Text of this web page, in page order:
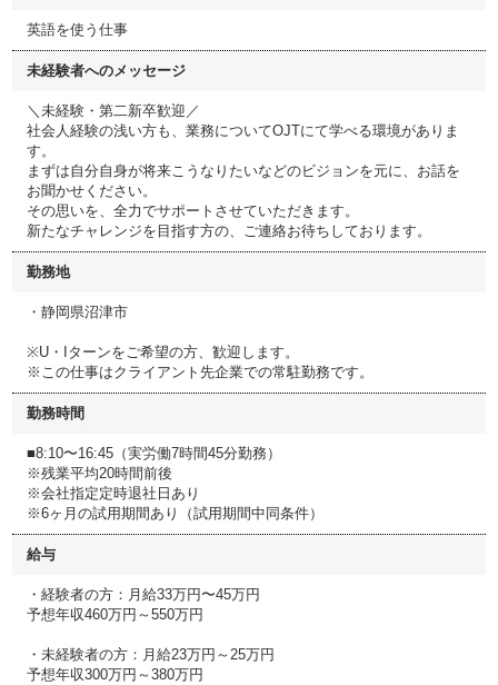
英語を使う仕事
未経験者へのメッセージ
＼未経験・第二新卒歓迎／
社会人経験の浅い方も、業務についてOJTにて学べる環境がありま
す。
まずは自分自身が将来こうなりたいなどのビジョンを元に、お話を
お聞かせください。
その思いを、全力でサポートさせていただきます。
新たなチャレンジを目指す方の、ご連絡お待ちしております。
勤務地
・静岡県沼津市
※U・Iターンをご希望の方、歓迎します。
※この仕事はクライアント先企業での常駐勤務です。
勤務時間
■8:10〜16:45（実労働7時間45分勤務）
※残業平均20時間前後
※会社指定定時退社日あり
※6ヶ月の試用期間あり（試用期間中同条件）
給与
・経験者の方：月給33万円〜45万円
予想年収460万円～550万円
・未経験者の方：月給23万円～25万円
予想年収300万円～380万円